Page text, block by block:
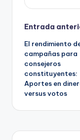
de
entradas
Entrada
El rendimiento
campañas para
consejeros
constituyentes:
Aportes en
versus votos